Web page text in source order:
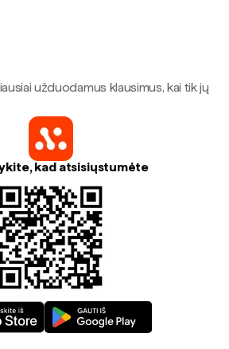
užduodamus klausimus, kai tik jų
kad atsisiųstumėte